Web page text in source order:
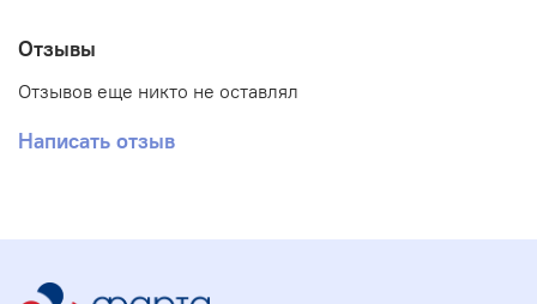
Отзывы
Отзывов еще никто не оставлял
Написать отзыв